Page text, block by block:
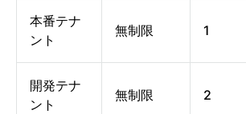
本番テナ
ント
無制限 1
開発テナ
ント
無制限 2